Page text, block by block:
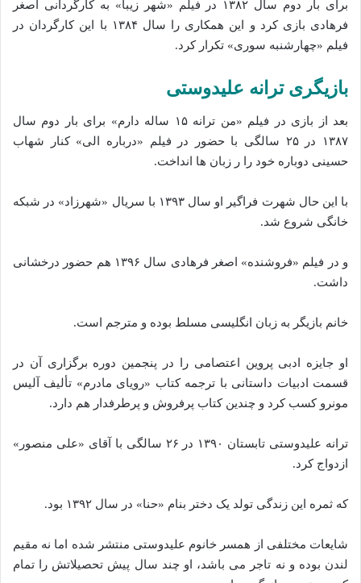
برای بار دوم سال ۱۳۸۲ در فیلم «شهر زیبا» به کارگردانی اصغر
فرهادی بازی کرد و این همکاری را سال ۱۳۸۴ با این کارگردان در
فیلم «چهارشنبه سوری» تکرار کرد.
بازیگری ترانه علیدوستی
بعد از بازی در فیلم «من ترانه ۱۵ ساله دارم» برای بار دوم سال
۱۳۸۷ در ۲۵ سالگی با حضور در فیلم «درباره الی» کنار شهاب
حسینی دوباره خود را ر زبان ها انداخت.
با این حال شهرت فراگیر او سال ۱۳۹۳ با سریال «شهرزاد» در شبکه
خانگی شروع شد.
و در فیلم «فروشنده» اصغر فرهادی سال ۱۳۹۶ هم حضور درخشانی
داشت.
خانم بازیگر به زبان انگلیسی مسلط بوده و مترجم است.
او جایزه ادبی پروین اعتصامی را در پنجمین دوره برگزاری آن در
قسمت ادبیات داستانی با ترجمه کتاب «رویای مادرم» تألیف آلیس
مونرو کسب کرد و چندین کتاب پرفروش و پرطرفدار هم دارد.
ترانه علیدوستی تابستان ۱۳۹۰ در ۲۶ سالگی با آقای «علی منصور»
ازدواج کرد.
که ثمره این زندگی تولد یک دختر بنام «حنا» در سال ۱۳۹۲ بود.
شایعات مختلفی از همسر خانوم علیدوستی منتشر شده اما نه مقیم
لندن بوده و نه تاجر می باشد، او چند سال پیش تحصیلاتش را تمام